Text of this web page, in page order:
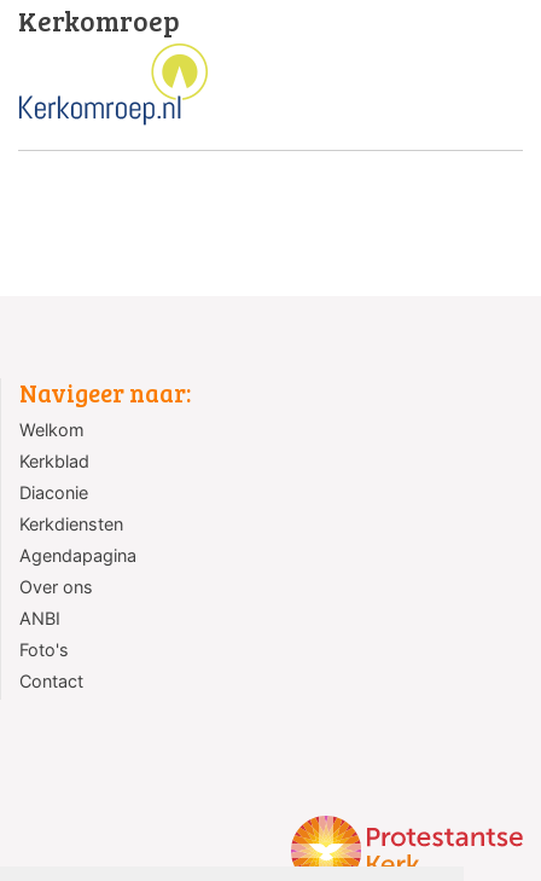
Kerkomroep
Navigeer naar:
Welkom
Kerkblad
Diaconie
Kerkdiensten
Agendapagina
Over ons
ANBI
Foto's
Contact